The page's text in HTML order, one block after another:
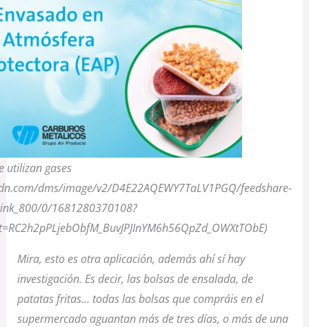
utilizan gases
dms/image/v2/D4E22AQEWY7TaLV1PGQ/feedshare-
0/1681280370108?
Mira, esto es otra aplicación, además ahí sí hay
investigación. Es decir, las bolsas de ensalada, de
patatas fritas… todas las bolsas que compráis en el
supermercado aguantan más de tres días, o más de una